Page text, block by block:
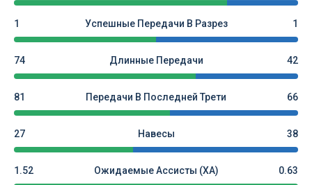
1 Успешные Передачи В Разрез 1
74 Длинные Передачи 42
81 Передачи В Последней Трети 66
27 Навесы 38
1.52 Ожидаемые Ассисты (xA) 0.63